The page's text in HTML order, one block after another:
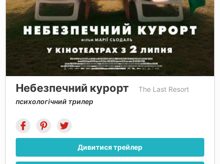
Небезпечний курорт
The Last Resort
психологічний трилер
Дивитися трейлер